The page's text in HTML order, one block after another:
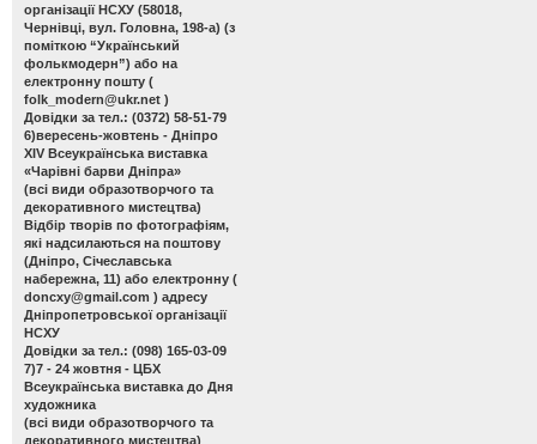
організації НСХУ (58018,
Чернівці, вул. Головна, 198-а) (з
поміткою “Український
фолькмодерн”) або на
електронну пошту (
folk_modern@ukr.net )
Довідки за тел.: (0372) 58-51-79
6)вересень-жовтень - Дніпро
ХІV Всеукраїнська виставка
«Чарівні барви Дніпра»
(всі види образотворчого та
декоративного мистецтва)
Відбір творів по фотографіям,
які надсилаються на поштову
(Дніпро, Січеславська
набережна, 11) або електронну (
doncxy@gmail.com ) адресу
Дніпропетровської організації
НСХУ
Довідки за тел.: (098) 165-03-09
7)7 - 24 жовтня - ЦБХ
Всеукраїнська виставка до Дня
художника
(всі види образотворчого та
декоративного мистецтва)